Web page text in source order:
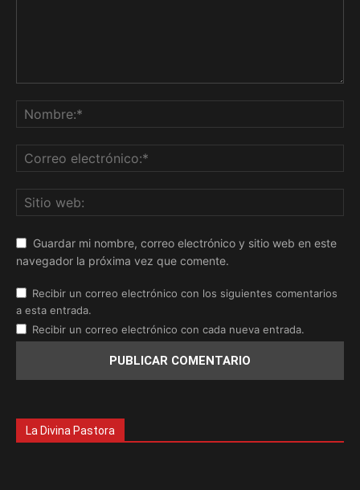
Guardar mi nombre, correo electrónico y sitio web en este
navegador la próxima vez que comente.
Recibir un correo electrónico con los siguientes comentarios
a esta entrada.
Recibir un correo electrónico con cada nueva entrada.
La Divina Pastora